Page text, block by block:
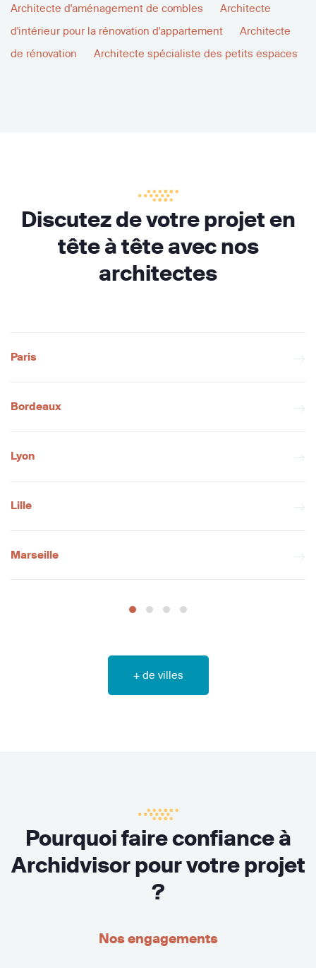
Architecte d'aménagement de combles
Architecte
d'intérieur pour la rénovation d'appartement
Architecte
de rénovation
Architecte spécialiste des petits espaces
Discutez de votre projet en
tête à tête avec nos
architectes
Paris
Bordeaux
Lyon
Lille
Marseille
+ de villes
Pourquoi faire confiance à
Archidvisor pour votre projet
?
Nos engagements